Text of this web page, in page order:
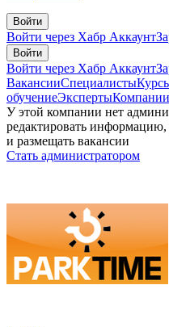
Войти
Войти через Хабр Аккаунт
Войти
Войти через Хабр Аккаунт
ВакансииСпециалисты
обучениеЭкспертыКомпании
У этой компании нет
редактировать
и размещать вакансии
Стать администратором